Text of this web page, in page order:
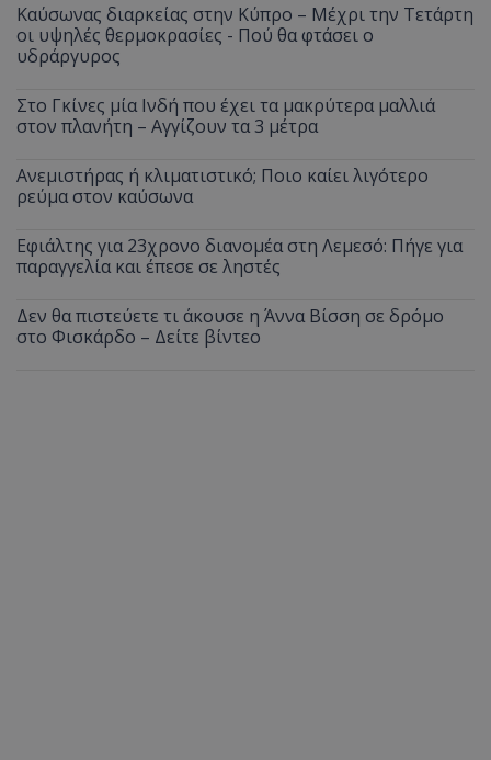
Καύσωνας διαρκείας στην Κύπρο – Μέχρι την Τετάρτη
οι υψηλές θερμοκρασίες - Πού θα φτάσει ο
υδράργυρος
Στο Γκίνες μία Ινδή που έχει τα μακρύτερα μαλλιά
στον πλανήτη – Αγγίζουν τα 3 μέτρα
Ανεμιστήρας ή κλιματιστικό; Ποιο καίει λιγότερο
ρεύμα στον καύσωνα
Εφιάλτης για 23χρονο διανομέα στη Λεμεσό: Πήγε για
παραγγελία και έπεσε σε ληστές
Δεν θα πιστεύετε τι άκουσε η Άννα Βίσση σε δρόμο
στο Φισκάρδο – Δείτε βίντεο